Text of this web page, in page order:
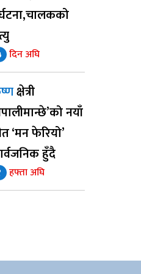
दिन अघि
क्षेत्री
नयाँ
‘मन फेरियो’
हुँदै
हफ्ता अघि